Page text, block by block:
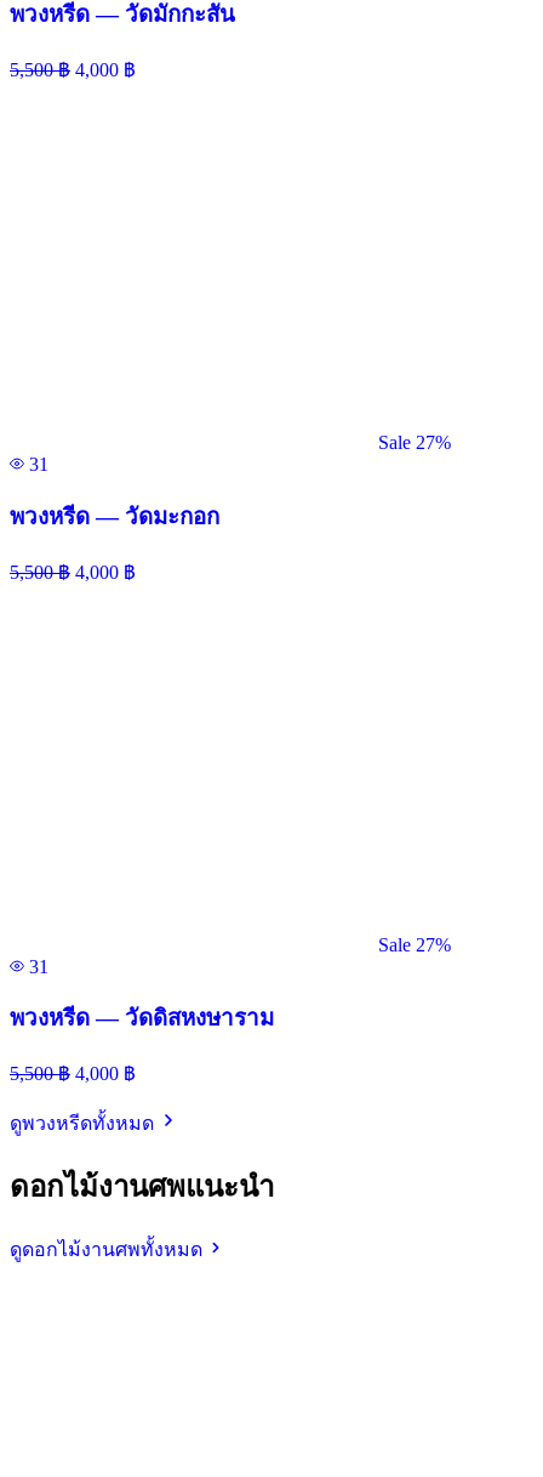
พวงหรีด — วัดมักกะสัน
5,500฿ 4,000 ฿
Sale 27%
31
พวงหรีด — วัดมะกอก
5,500฿ 4,000 ฿
Sale 27%
31
พวงหรีด — วัดดิสหงษาราม
5,500฿ 4,000 ฿
ดูพวงหรีดทั้งหมด
ดอกไม้งานศพแนะนำ
ดูดอกไม้งานศพทั้งหมด